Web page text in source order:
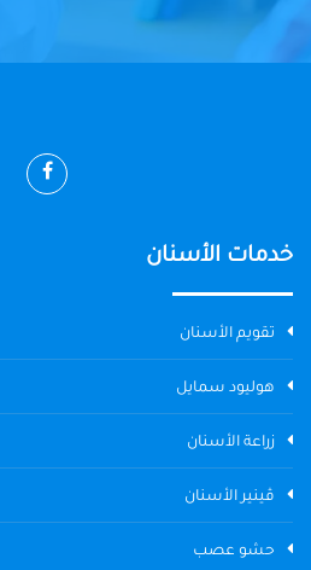
خدمات الأسنان
تقويم الأسنان
هوليود سمايل
زراعة الأسنان
ڤينير الأسنان
حشو عصب